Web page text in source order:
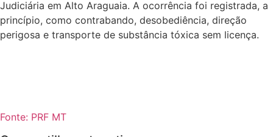
Judiciária em Alto Araguaia. A ocorrência foi registrada, a
princípio, como contrabando, desobediência, direção
perigosa e transporte de substância tóxica sem licença.
Fonte: PRF MT